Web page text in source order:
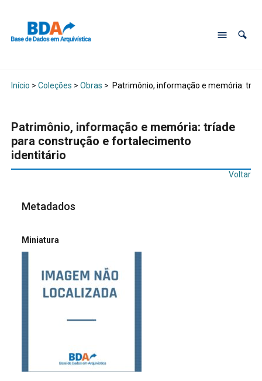
Início > Coleções > Obras > Patrimônio, informação e memória:
Patrimônio, informação e memória: tríade
para construção e fortalecimento
identitário
Voltar
Metadados
Miniatura